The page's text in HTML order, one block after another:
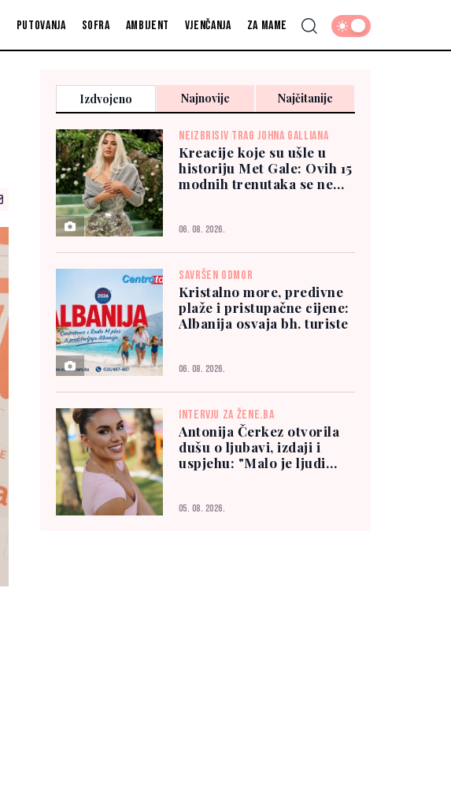
Putovanja Sofra Ambijent Vjenčanja Za mame
Izdvojeno Najnovije Najčitanije
NEIZBRISIV TRAG JOHNA GALLIANA
Kreacije koje su ušle u
historiju Met Gale: Ovih 15
modnih trenutaka se ne
06. 08. 2026.
SAVRŠEN ODMOR
Kristalno more, predivne
plaže i pristupačne cijene:
Albanija osvaja bh. turiste
06. 08. 2026.
INTERVJU ZA ŽENE.BA
Antonija Čerkez otvorila
dušu o ljubavi, izdaji i
uspjehu: "Malo je ljudi
05. 08. 2026.